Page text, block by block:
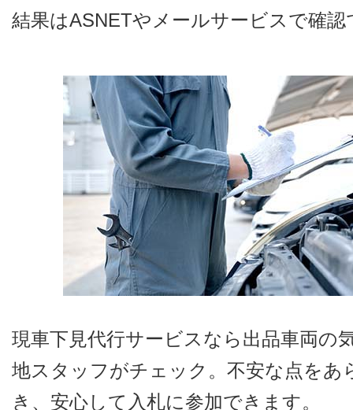
結果はASNETやメールサービスで確認
現車下見代行サービスなら出品車両の
地スタッフがチェック。不安な点をあ
き、安心して入札に参加できます。